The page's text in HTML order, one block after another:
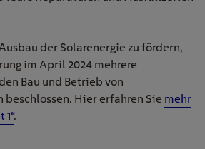
der Solarenergie zu fördern,
im April 2024 mehrere
Bau und Betrieb von
Hier erfahren Sie mehr
.